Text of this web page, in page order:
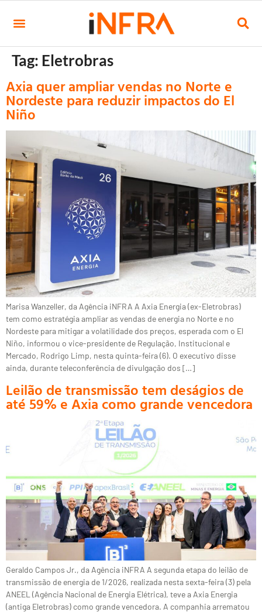
Tag: Eletrobras
Axia quer ampliar vendas no Norte e
Nordeste para reduzir impactos do El
Niño
Marisa Wanzeller, da Agência iNFRA A Axia Energia (ex-Eletrobras)
tem como estratégia ampliar as vendas de energia no Norte e no
Nordeste para mitigar a volatilidade dos preços, esperada com o El
Niño, informou o vice-presidente de Regulação, Institucional e
Mercado, Rodrigo Limp, nesta quinta-feira (6). O executivo disse
ainda, durante teleconferência de divulgação dos […]
Leilão de transmissão tem deságios de
até 59% e Axia como grande vencedora
Geraldo Campos Jr., da Agência iNFRA A segunda etapa do leilão de
transmissão de energia de 1/2026, realizada nesta sexta-feira (3) pela
ANEEL (Agência Nacional de Energia Elétrica), teve a Axia Energia
(antiga Eletrobras) como grande vencedora. A companhia arrematou